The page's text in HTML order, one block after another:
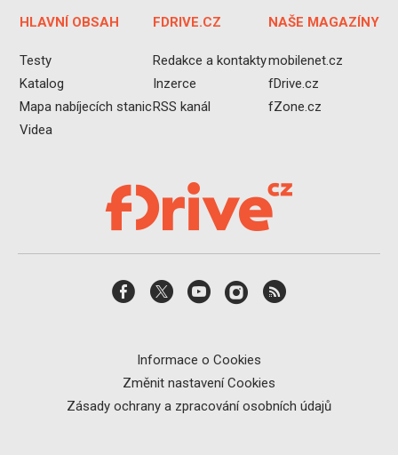
HLAVNÍ OBSAH
Testy
Katalog
Mapa nabíjecích stanic
Videa
FDRIVE.CZ
Redakce a kontakty
Inzerce
RSS kanál
NAŠE MAGAZÍNY
mobilenet.cz
fDrive.cz
fZone.cz
Informace o Cookies
Změnit nastavení Cookies
Zásady ochrany a zpracování osobních údajů